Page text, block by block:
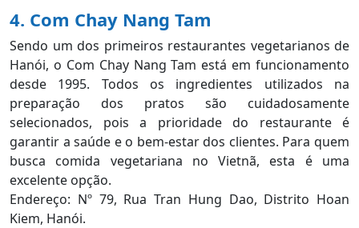
4. Com Chay Nang Tam
Sendo um dos primeiros restaurantes vegetarianos de
Hanói, o Com Chay Nang Tam está em funcionamento
desde 1995. Todos os ingredientes utilizados na
preparação dos pratos são cuidadosamente
selecionados, pois a prioridade do restaurante é
garantir a saúde e o bem-estar dos clientes. Para quem
busca comida vegetariana no Vietnã, esta é uma
excelente opção.
Endereço: Nº 79, Rua Tran Hung Dao, Distrito Hoan
Kiem, Hanói.